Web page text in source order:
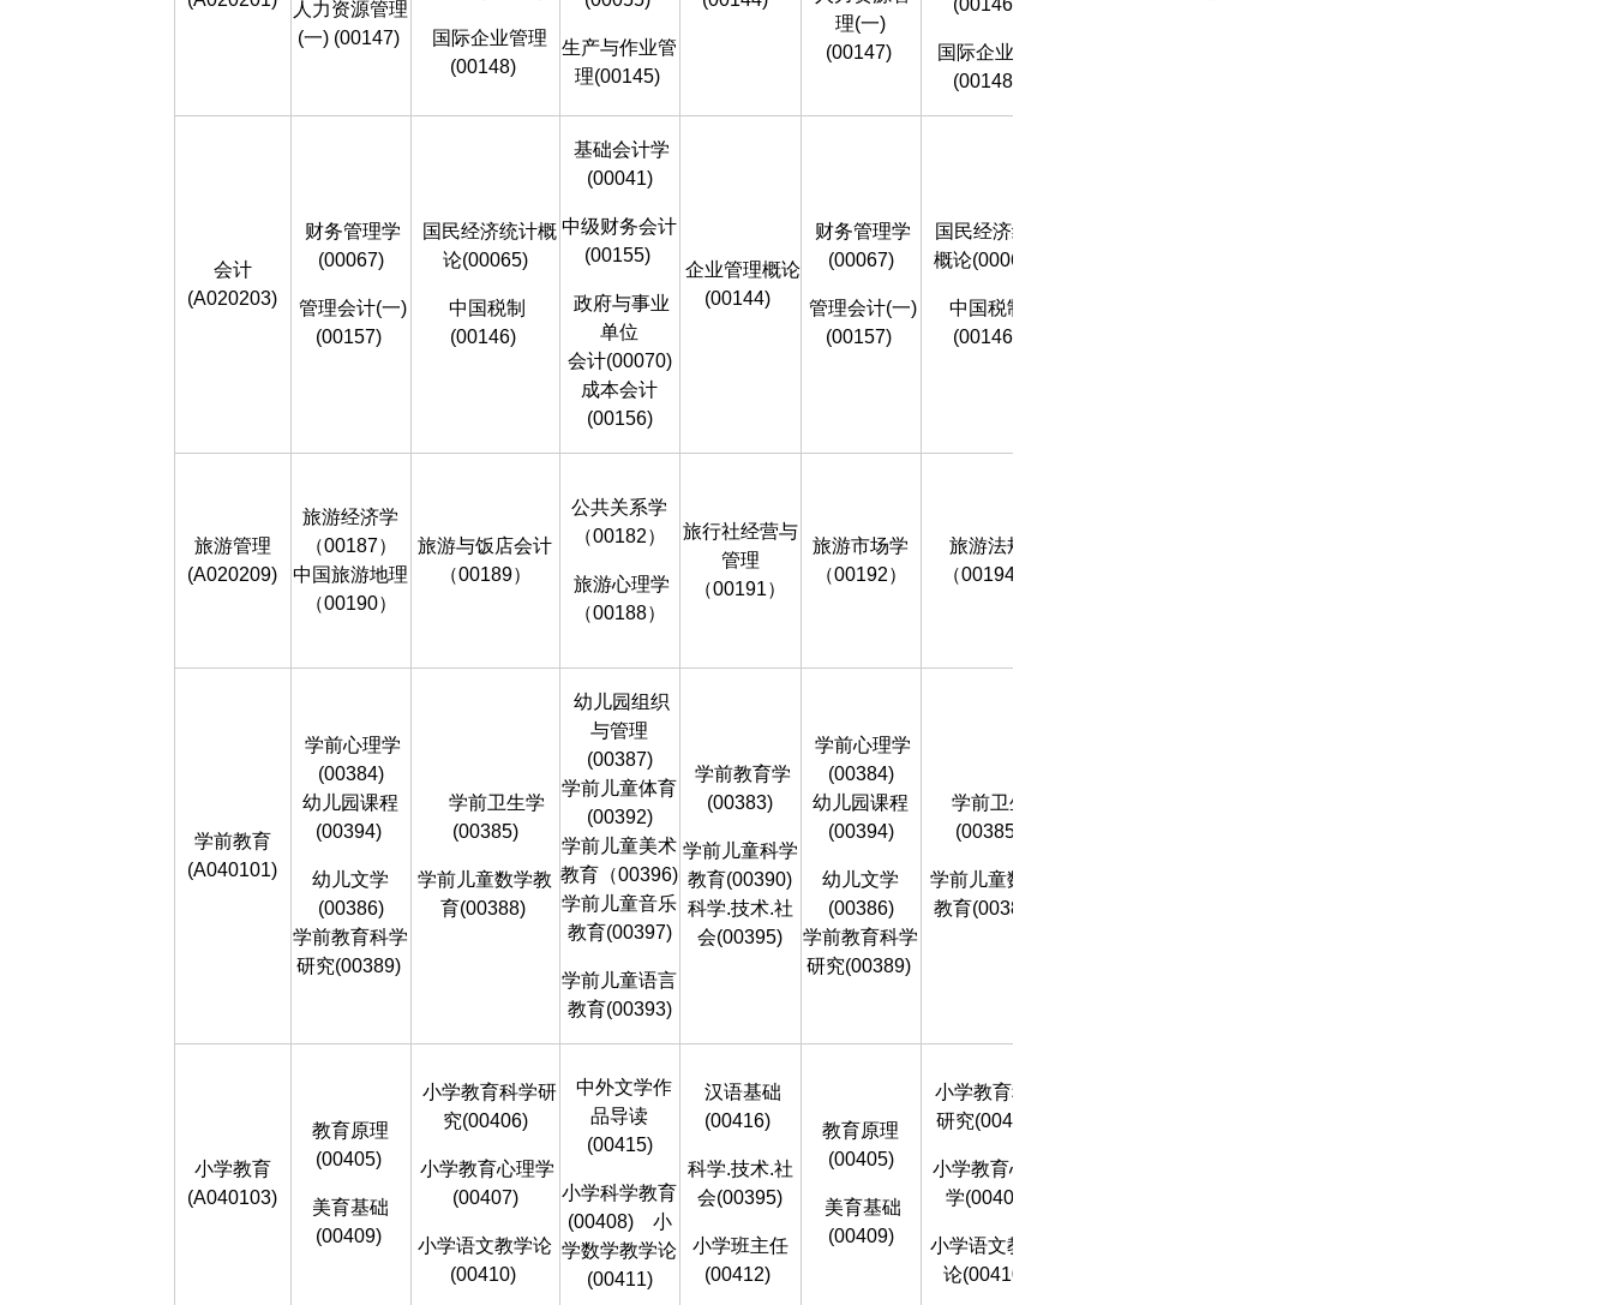
人力资源管理
(一) (00147)
国际企业管理
(00148)
生产与作业管
理(00145)
理(一)
(00147)
(00146)
国际企业管理
(00148)
会计
(A020203)
财务管理学
(00067)
管理会计(一)
(00157)
国民经济统计概
论(00065)
中国税制
(00146)
基础会计学
(00041)
中级财务会计
(00155)
政府与事业
单位
会计(00070)
成本会计
(00156)
企业管理概论
(00144)
财务管理学
(00067)
管理会计(一)
(00157)
国民经济统计
概论(00065)
中国税制
(00146)
旅游管理
(A020209)
旅游经济学
（00187）
中国旅游地理
（00190）
旅游与饭店会计
（00189）
公共关系学
（00182）
旅游心理学
（00188）
旅行社经营与
管理
（00191）
旅游市场学
（00192）
旅游法规
（00194）
学前教育
(A040101)
学前心理学
(00384)
幼儿园课程
(00394)
幼儿文学
(00386)
学前教育科学
研究(00389)
学前卫生学
(00385)
学前儿童数学教
育(00388)
幼儿园组织
与管理
(00387)
学前儿童体育
(00392)
学前儿童美术
教育（00396)
学前儿童音乐
教育(00397)
学前儿童语言
教育(00393)
学前教育学
(00383)
学前儿童科学
教育(00390)
科学.技术.社
会(00395)
学前心理学
(00384)
幼儿园课程
(00394)
幼儿文学
(00386)
学前教育科学
研究(00389)
学前卫生学
(00385)
学前儿童数学
教育(00388)
小学教育
(A040103)
教育原理
(00405)
美育基础
(00409)
小学教育科学研
究(00406)
小学教育心理学
(00407)
小学语文教学论
(00410)
中外文学作
品导读
(00415)
小学科学教育
(00408)
小
学数学教学论
(00411)
汉语基础
(00416)
科学.技术.社
会(00395)
小学班主任
(00412)
教育原理
(00405)
美育基础
(00409)
小学教育科学
研究(00406)
小学教育心理
学(00407)
小学语文教学
论(00410)